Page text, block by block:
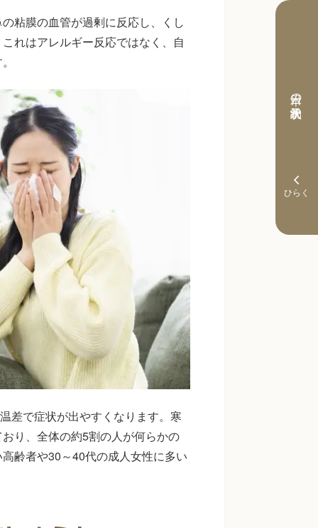
本日の予約状況
粘膜の血管が過剰に反応し、くし
れはアレルギー反応ではなく、自
差で症状が出やすくなります。寒
り、全体の約5割の人が何らかの
齢者や30～40代の成人女性に多い